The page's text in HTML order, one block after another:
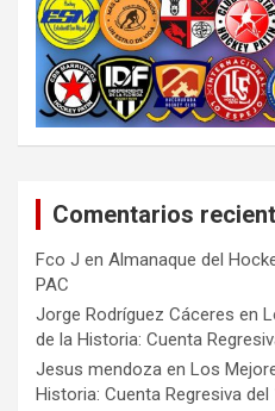
Comentarios
Fco J en Almanaque del
PAC
Jorge Rodríguez Cáceres en
de la Historia: Cuenta
Jesus mendoza en Los
Historia: Cuenta Regresiva del